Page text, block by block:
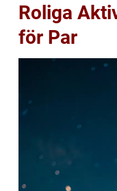
Roliga
för Par